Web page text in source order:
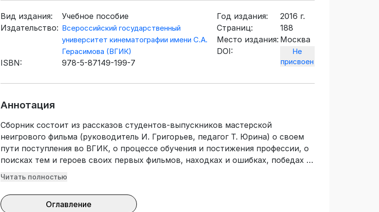
Вид издания:
Учебное пособие
Издательство: Всероссийский государственный
университет кинематографии имени С.А.
Герасимова (ВГИК)
ISBN: 978-5-87149-199-7
Год издания:
2016 г.
Страниц:
188
Место издания: Москва
DOI:
Не
присвоен
Аннотация
Сборник состоит из рассказов студентов-выпускников мастерской
неигрового фильма (руководитель И. Григорьев, педагог Т. Юрина) о своем
пути поступления во ВГИК, о процессе обучения и постижения профессии, о
поисках тем и героев своих первых фильмов, находках и ошибках, победах и
разочарованиях… Книга предназначена не только для обучения студентов-
кинематографом.
Читать полностью
Оглавление